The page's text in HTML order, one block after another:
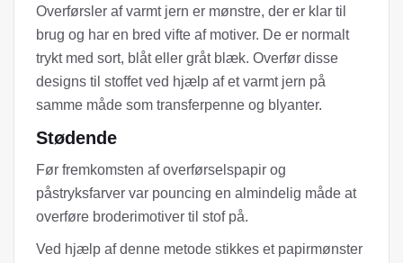
Overførsler af varmt jern er mønstre, der er klar til
brug og har en bred vifte af motiver. De er normalt
trykt med sort, blåt eller gråt blæk. Overfør disse
designs til stoffet ved hjælp af et varmt jern på
samme måde som transferpenne og blyanter.
Stødende
Før fremkomsten af ​​overførselspapir og
påstryksfarver var pouncing en almindelig måde at
overføre broderimotiver til stof på.
Ved hjælp af denne metode stikkes et papirmønster